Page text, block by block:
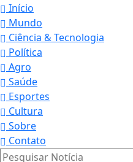
Início
Mundo
Ciência & Tecnologia
Política
Agro
Saúde
Esportes
Cultura
Sobre
Contato
Pesquisar Notícia